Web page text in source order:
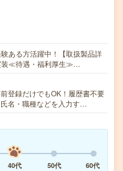
ある方活躍中！【取扱製品詳
装≪待遇・福利厚生≫…
登録だけでもOK！履歴書不要
名・職種などを入力す…
40代 50代 60代